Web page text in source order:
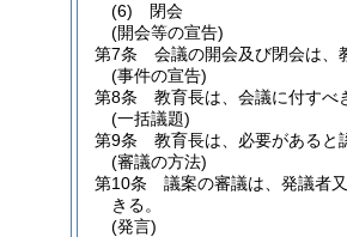
(6)
閉会
(開会等の宣告)
第7条
会議の開会及び閉会は、
(事件の宣告)
第8条
教育長は、会議に付すべ
(一括議題)
第9条
教育長は、必要があると
(審議の方法)
第10条
議案の審議は、発議者
きる。
(発言)